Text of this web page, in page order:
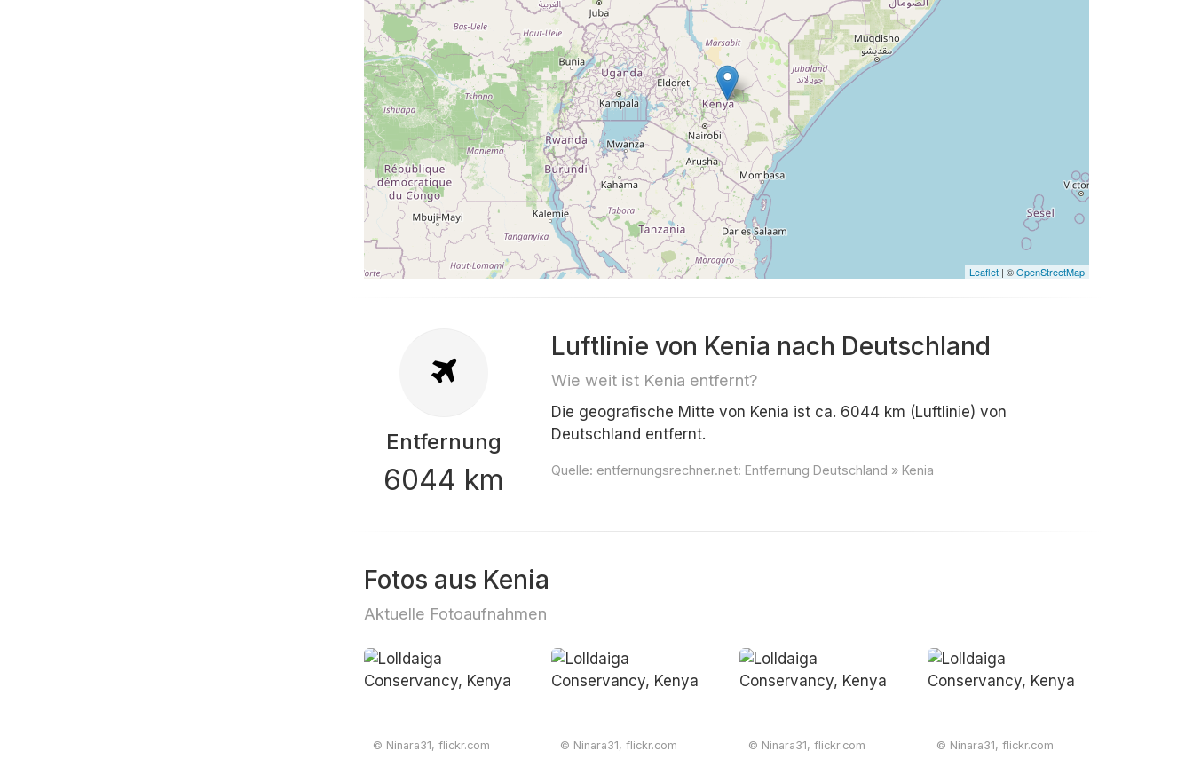
Leaflet | ©OpenStreetMap
Entfernung
6044 km
Luftlinie von Kenia nach Deutschland
Wie weit ist Kenia entfernt?
Die geografische Mitte von Kenia ist ca. 6044 km (Luftlinie) von
Deutschland entfernt.
Quelle: entfernungsrechner.net: Entfernung Deutschland » Kenia
Fotos aus Kenia
Aktuelle Fotoaufnahmen
© Ninara31, flickr.com © Ninara31, flickr.com © Ninara31, flickr.com © Ninara31, flickr.com